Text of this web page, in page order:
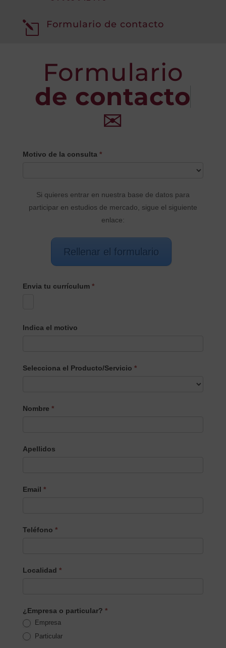
l Formulario de contacto
Formulario
de contacto
✉
CONTACTO
Motivo de la consulta *
Si quieres entrar en nuestra base de datos para
participar en estudios de mercado, sigue el siguiente
enlace:
Rellenar el formulario
Envia tu currículum *
Indica el motivo
Selecciona el Producto/Servicio *
el
Nombre *
Apellidos
Email *
Teléfono *
Localidad *
¿Empresa o particular? *
Empresa
Particular